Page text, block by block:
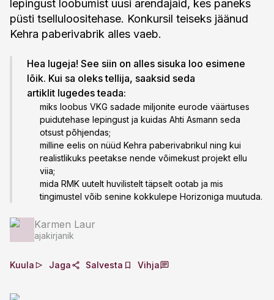
lepingust loobumist uusi arendajaid, kes paneks
püsti tselluloositehase. Konkursil teiseks jäänud
Kehra paberivabrik alles vaeb.
Hea lugeja! See siin on alles sisuka loo esimene
lõik. Kui sa oleks tellija, saaksid seda
artiklit lugedes teada:
miks loobus VKG sadade miljonite eurode väärtuses
puidutehase lepingust ja kuidas Ahti Asmann seda
otsust põhjendas;
milline eelis on nüüd Kehra paberivabrikul ning kui
realistlikuks peetakse nende võimekust projekt ellu
viia;
mida RMK uutelt huvilistelt täpselt ootab ja mis
tingimustel võib senine kokkulepe Horizoniga muutuda.
Karmen Laur
ajakirjanik
Kuula Jaga Salvesta Vihja